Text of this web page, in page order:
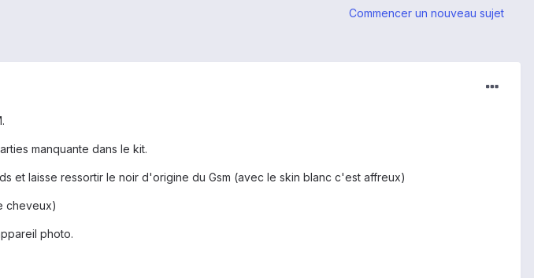
Commencer un nouveau sujet
manquante dans le kit.
et laisse ressortir le noir d'origine du Gsm (avec le skin blanc c'est affreux)
cheveux)
photo.